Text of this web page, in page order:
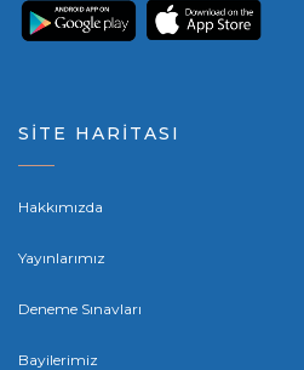
SİTE HARİTASI
Hakkımızda
Yayınlarımız
Deneme Sınavları
Bayilerimiz